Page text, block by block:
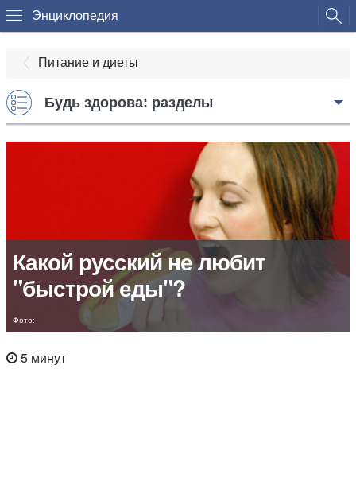
Энциклопедия
Питание и диеты
Будь здорова: разделы
Какой русский не любит
"быстрой еды"?
Фото:
5 минут